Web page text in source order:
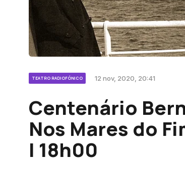
TEATRO RADIOFÓNICO 12 nov, 2020, 20:41
Centenário
Nos Mares do
| 18h00